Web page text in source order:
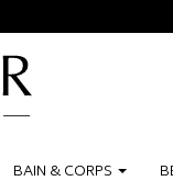
BAIN &CORPS